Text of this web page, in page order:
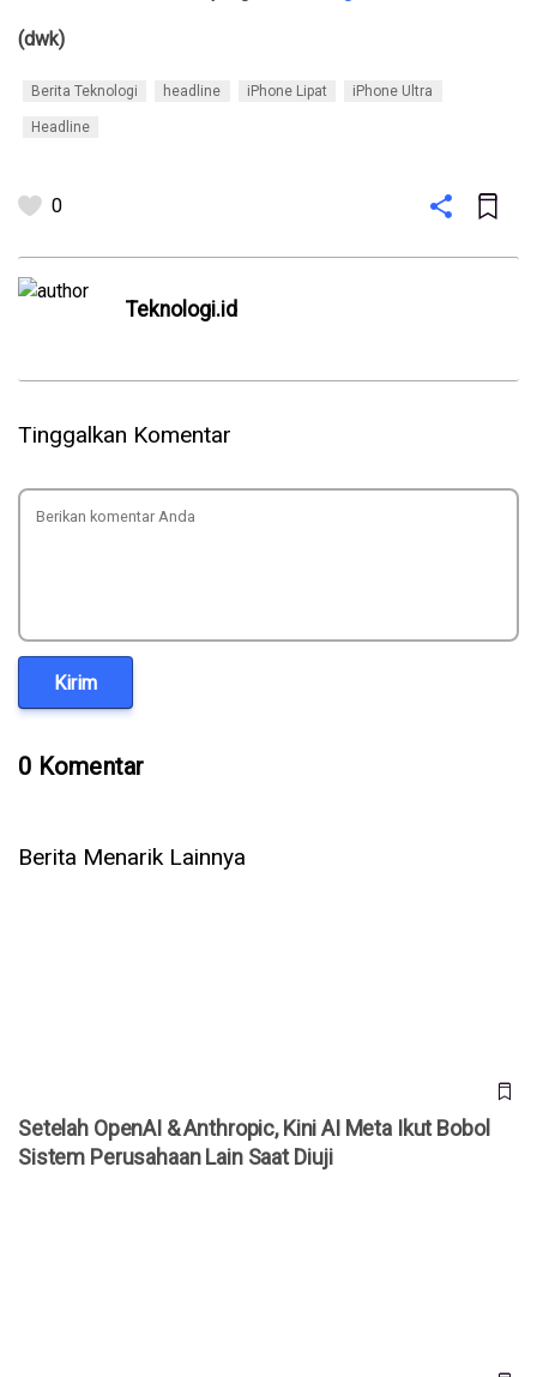
(dwk)
Berita Teknologi headline iPhone Lipat iPhone Ultra
Headline
0
Teknologi.id
Tinggalkan Komentar
Kirim
0 Komentar
Berita Menarik Lainnya
Setelah OpenAI & Anthropic, Kini AI Meta Ikut Bobol
Sistem Perusahaan Lain Saat Diuji